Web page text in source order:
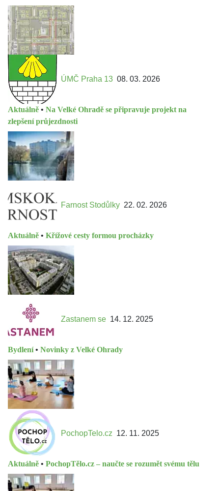
ÚMČ Praha 13 08. 03. 2026
Aktuálně • Na Velké Ohradě se připravuje projekt na
zlepšení průjezdnosti
Farnost Stodůlky 22. 02. 2026
Aktuálně • Křížové cesty formou procházky
Zastanem se 14. 12. 2025
Bydlení • Novinky z Velké Ohrady
PochopTelo.cz 12. 11. 2025
Aktuálně • PochopTělo.cz – naučte se rozumět svému tělu